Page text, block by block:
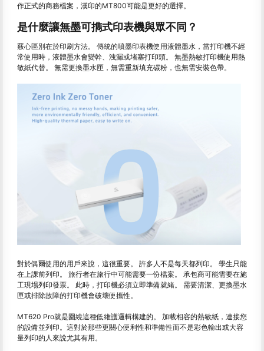
作正式的商務檔案，漢印的MT800可能是更好的選擇。
是什麼讓無墨可擕式印表機與眾不同？
覈心區別在於印刷方法。 傳統的噴墨印表機使用液體墨水，當打印機不經
常使用時，液體墨水會變幹、洩漏或堵塞打印頭。 無墨熱敏打印機使用熱
敏紙代替。 無需更換墨水匣，無需重新填充碳粉，也無需安裝色帶。
對於偶爾使用的用戶來說，這很重要。 許多人不是每天都列印。 學生只能
在上課前列印。 旅行者在旅行中可能需要一份檔案。 承包商可能需要在施
工現場列印發票。 此時，打印機必須立即準備就緒。 需要清潔、更換墨水
匣或排除故障的打印機會破壞便攜性。
MT620 Pro就是圍繞這種低維護邏輯構建的。 加載相容的熱敏紙，連接您
的設備並列印。這對於那些更關心便利性和準備性而不是彩色輸出或大容
量列印的人來說尤其有用。